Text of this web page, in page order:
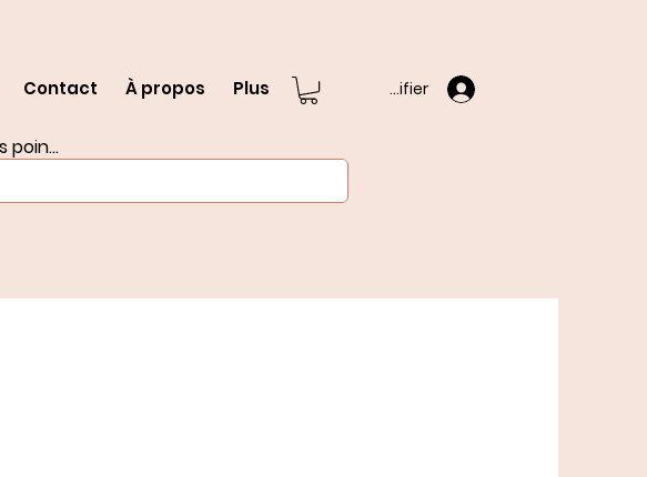
Contact À propos Plus
Voir les points
S'identifier